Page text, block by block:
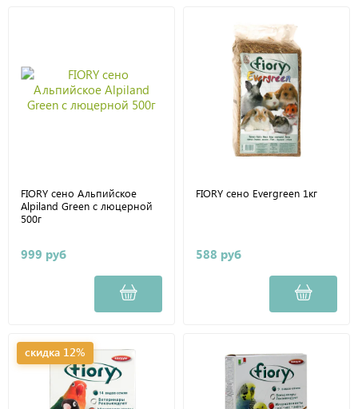
FIORY сено Альпийское
Alpiland Green с люцерной
500г
999 руб
FIORY сено Evergreen 1кг
588 руб
скидка 12%